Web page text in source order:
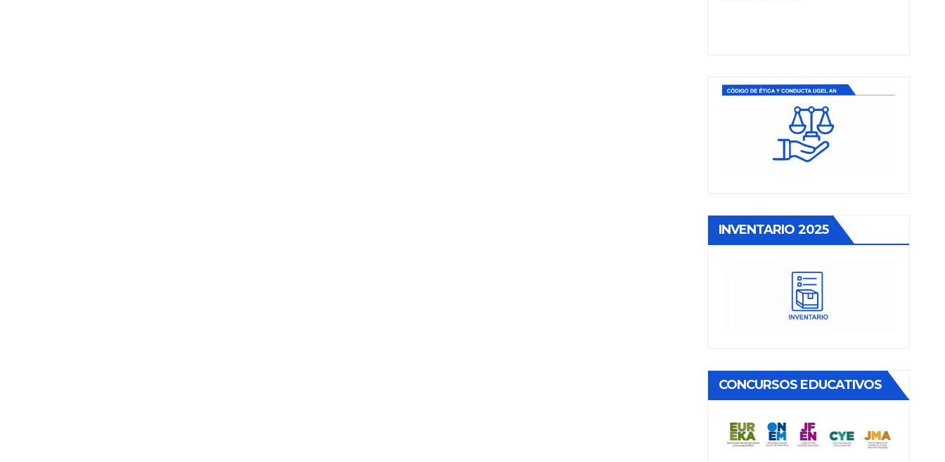
INVENTARIO 2025
CONCURSOS EDUCATIVOS